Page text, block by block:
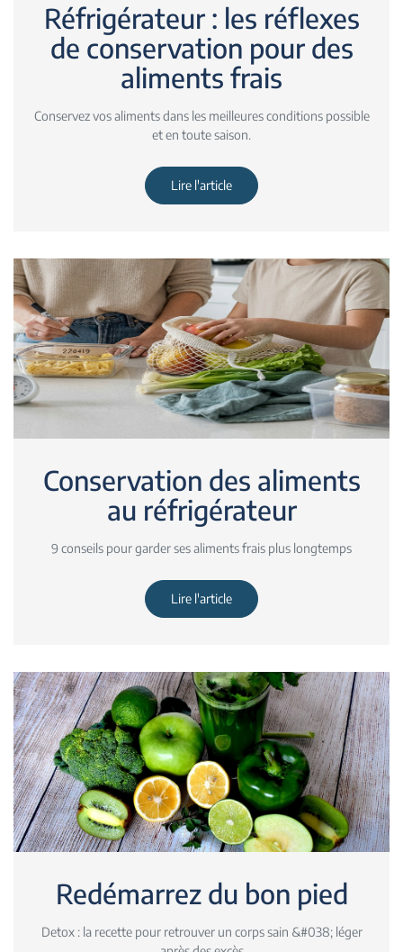
Réfrigérateur : les réflexes
de conservation pour des
aliments frais
Conservez vos aliments dans les meilleures conditions possible
et en toute saison.
Lire l'article
Conservation des aliments
au réfrigérateur
9 conseils pour garder ses aliments frais plus longtemps
Lire l'article
Redémarrez du bon pied
Detox : la recette pour retrouver un corps sain &#038; léger